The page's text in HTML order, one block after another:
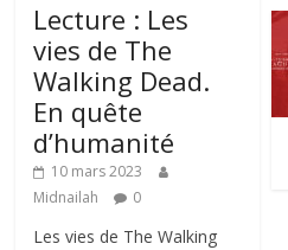
Lecture : Les
vies de The
Walking Dead.
En quête
d’humanité
10 mars 2023
Midnailah
0
Les vies de The Walking